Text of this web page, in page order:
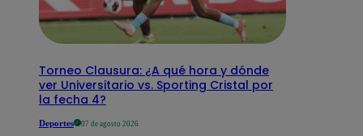
Torneo Clausura: ¿A qué hora y dónde
ver Universitario vs. Sporting Cristal por
la fecha 4?
Deportes 07 de agosto 2026